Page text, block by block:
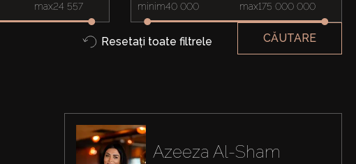
max minim max
Resetați toate filtrele CĂUTARE
Azeeza Al-Sham